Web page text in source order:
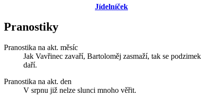
Jídelníček
Pranostiky
Pranostika na akt. měsíc
Jak Vavřinec zavaří, Bartoloměj zasmaží, tak se podzimek
daří.
Pranostika na akt. den
V srpnu již nelze slunci mnoho věřit.